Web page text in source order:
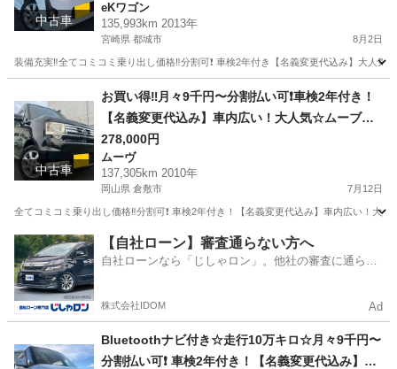
中古車
ます☆便利なバックカメラ☆ドラレコ付き☆スマ
ートキー☆フルオートエアコン☆純正アルミ☆事
eKワゴン
135,993km 2013年
宮崎県 都城市 8月2日
装備充実‼️全てコミコミ乗り出し価格‼️分割可❗️ 車検2年付き【名義変更代込み】大
eKワゴン
中古車
お買い得‼️月々9千円〜分割払い可❗️車検2年付き！
【名義変更代込み】車内広い！大人気☆ムーブコ
ンテカスタム☆ナビ付き☆走行中DVD見れます☆
フルオートエアコン☆ドライブレコーダー付きの
フル装備☆純正アルミ☆そのまま乗って帰れます‼️
278,000円
ムーヴ
137,305km 2010年
岡山県 倉敷市 7月12日
全てコミコミ乗り出し価格‼️分割可❗️ 車検2年付き！【名義変更代込み】車内広い！
岡山 倉敷市 ムーヴ お買い得
【自社ローン】審査通らない方へ
自社ローンなら「じしゃロン」。他社の審査に通らな
株式会社IDOM Ad
Bluetoothナビ付き☆走行10万キロ☆月々9千円〜
分割払い可❗️ 車検2年付き！【名義変更代込み】大